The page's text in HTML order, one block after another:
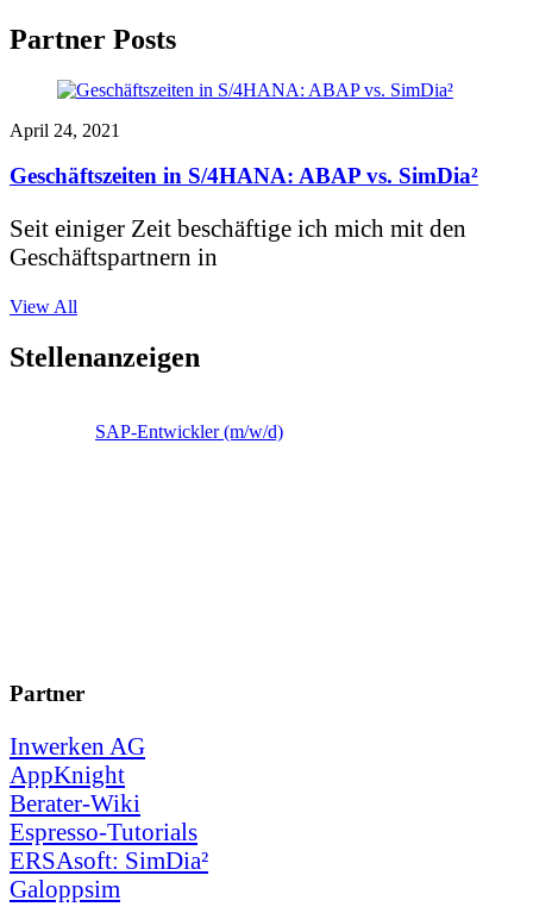
Partner Posts
April 24, 2021
Geschäftszeiten in S/4HANA: ABAP vs. SimDia²
Seit einiger Zeit beschäftige ich mich mit den
Geschäftspartnern in
View All
Stellenanzeigen
SAP-Entwickler (m/w/d)
Partner
Inwerken AG
AppKnight
Berater-Wiki
Espresso-Tutorials
ERSAsoft: SimDia²
Galoppsim